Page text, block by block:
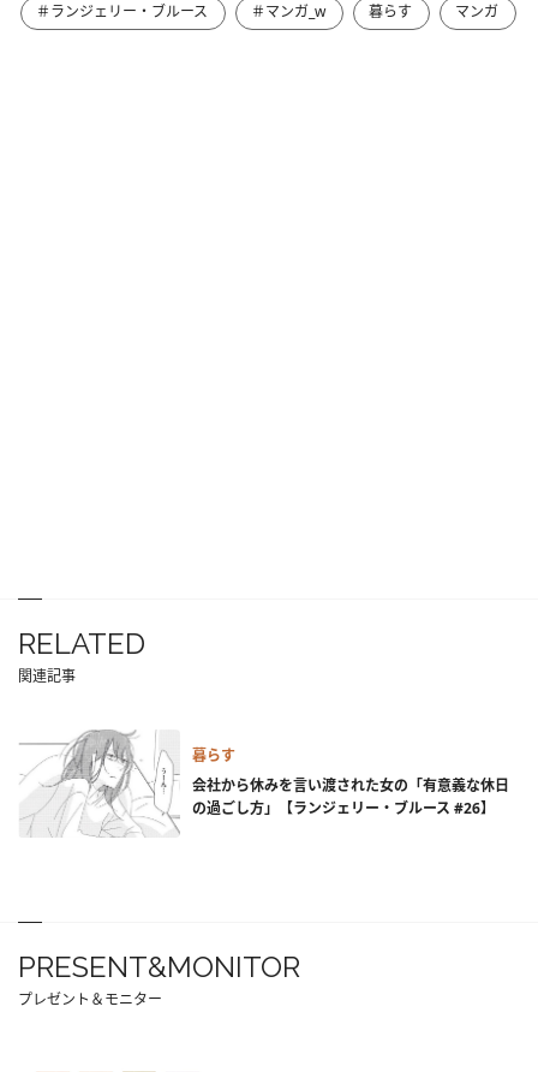
＃ランジェリー・ブルース ＃マンガ_w 暮らす マンガ
RELATED
関連記事
暮らす
会社から休みを言い渡された女の「有意義な休日
の過ごし方」【ランジェリー・ブルース #26】
PRESENT&MONITOR
プレゼント＆モニター